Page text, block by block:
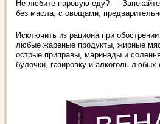
Не любите паровую еду? ―
без масла, с овощами,
Исключить из рациона при
любые жареные продукты, жирные
острые приправы, маринады и
булочки, газировку и алкоголь любых